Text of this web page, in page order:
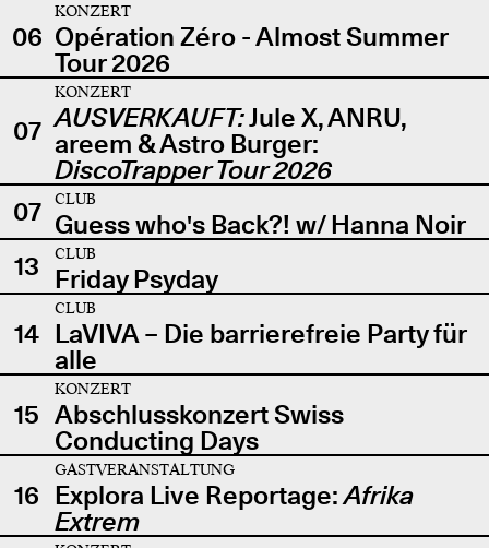
06
KONZERT
Opération Zéro - Almost Summer
Tour 2026
07
KONZERT
AUSVERKAUFT:Jule X, ANRU,
areem & Astro Burger:
DiscoTrapper Tour 2026
07
CLUB
Guess who's Back?! w/ Hanna Noir
13
CLUB
Friday Psyday
14
CLUB
LaVIVA – Die barrierefreie Party für
alle
15
KONZERT
Abschlusskonzert Swiss
Conducting Days
16
GASTVERANSTALTUNG
Explora Live Reportage:Afrika
Extrem